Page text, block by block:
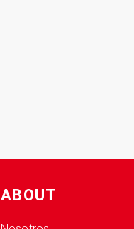
ABOUT